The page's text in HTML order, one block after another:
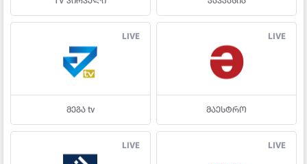
LIVE
მეგა tv
LIVE
მაესტრო
LIVE LIVE